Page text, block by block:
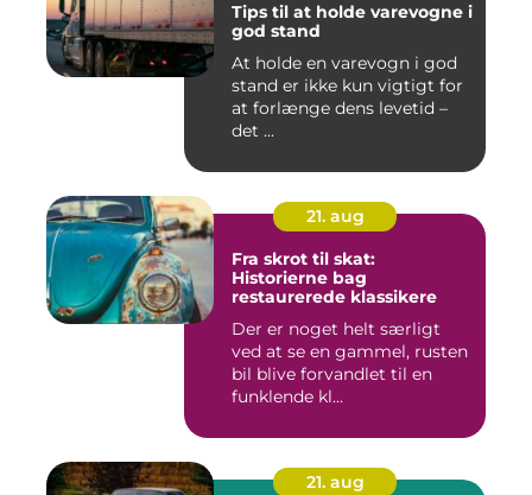
Tips til at holde varevogne i
god stand
At holde en varevogn i god
stand er ikke kun vigtigt for
at forlænge dens levetid –
det ...
21. aug
Fra skrot til skat:
Historierne bag
restaurerede klassikere
Der er noget helt særligt
ved at se en gammel, rusten
bil blive forvandlet til en
funklende kl...
21. aug